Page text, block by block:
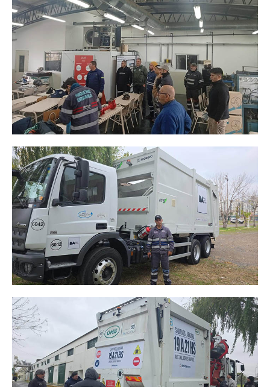
Secretaría de política de transporte
Secretaría de asuntos seccionales
Secretaría de la Mujer
Secretaría de la juventud
Secretaría de formación política-sindical
Secretaría de derechos humanos
Secretaría igualdad de oportunidades y género
Secretaría asuntos jurídicos
Secretaría de comunicación
Departamento de Ambiente
Empresas
Impresión de boletas
Inscripción y reempadronamiento
Acuerdos salariales
Contribución solidaria
Turismo